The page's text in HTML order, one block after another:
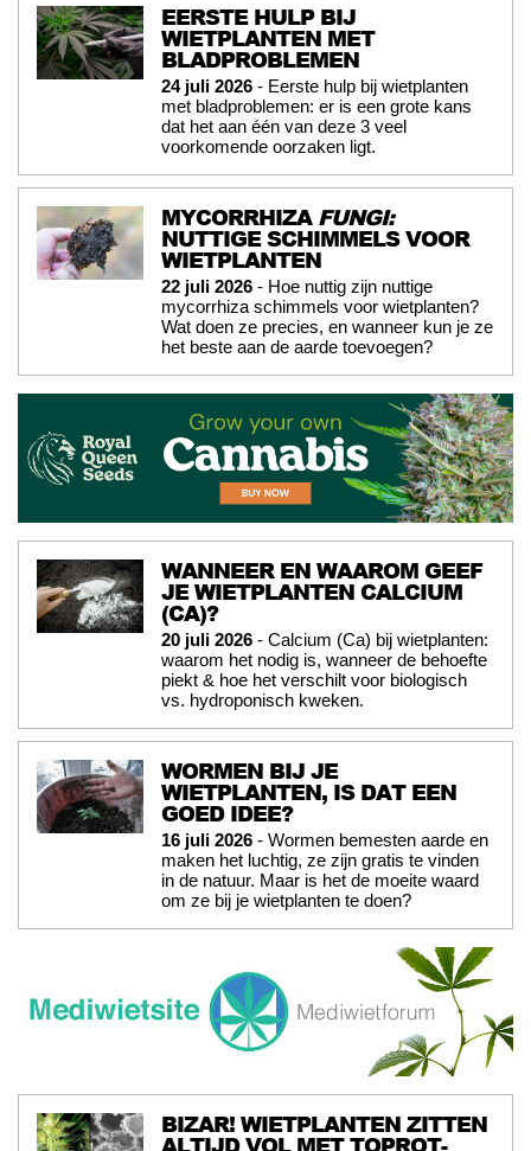
EERSTE HULP BIJ
WIETPLANTEN MET
BLADPROBLEMEN
24 juli 2026 - Eerste hulp bij wietplanten
met bladproblemen: er is een grote kans
dat het aan één van deze 3 veel
voorkomende oorzaken ligt.
MYCORRHIZAFUNGI:
NUTTIGE SCHIMMELS VOOR
WIETPLANTEN
22 juli 2026 - Hoe nuttig zijn nuttige
mycorrhiza schimmels voor wietplanten?
Wat doen ze precies, en wanneer kun je ze
het beste aan de aarde toevoegen?
WANNEER EN WAAROM GEEF
JE WIETPLANTEN CALCIUM
(CA)?
20 juli 2026 - Calcium (Ca) bij wietplanten:
waarom het nodig is, wanneer de behoefte
piekt & hoe het verschilt voor biologisch
vs. hydroponisch kweken.
WORMEN BIJ JE
WIETPLANTEN, IS DAT EEN
GOED IDEE?
16 juli 2026 - Wormen bemesten aarde en
maken het luchtig, ze zijn gratis te vinden
in de natuur. Maar is het de moeite waard
om ze bij je wietplanten te doen?
BIZAR! WIETPLANTEN ZITTEN
ALTIJD VOL MET TOPROT-